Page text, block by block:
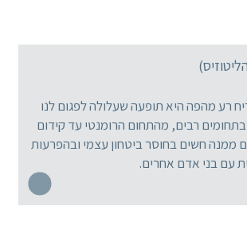
רע מהפה היא תופעה שעלולה לפגום לנו
רבים, מהתחום הרומנטי עד קידום
ממנה חשים בחוסר ביטחון עצמי ובהפרעות
עם בני אדם אחרים.